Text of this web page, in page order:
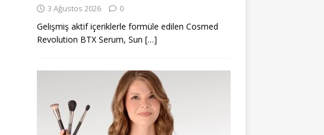
3 Ağustos 2026 0
Gelişmiş aktif içeriklerle formüle edilen Cosmed
Revolution BTX Serum, Sun […]